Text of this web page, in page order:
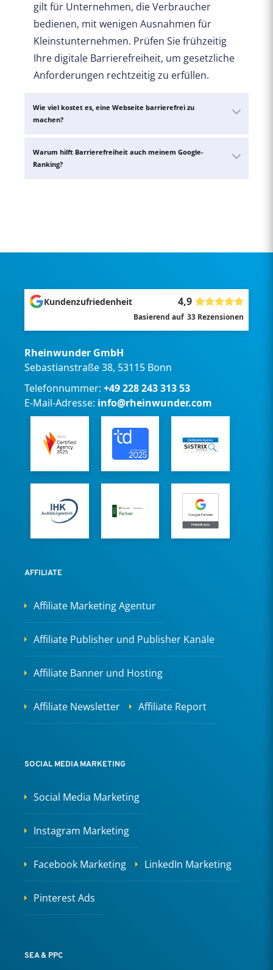
gilt für Unternehmen, die Verbraucher
bedienen, mit wenigen Ausnahmen für
Kleinstunternehmen. Prüfen Sie frühzeitig
Ihre digitale Barrierefreiheit, um gesetzliche
Anforderungen rechtzeitig zu erfüllen.
Wie viel kostet es, eine Webseite barrierefrei zu
machen?
Warum hilft Barrierefreiheit auch meinem Google-
Ranking?
Kundenzufriedenheit 4,9
Basierend auf 33 Rezensionen
Rheinwunder GmbH
Sebastianstraße 38, 53115 Bonn
Telefonnummer: +49 228 243 313 53
E-Mail-Adresse: info@rheinwunder.com
AFFILIATE
Affiliate Marketing Agentur
Affiliate Publisher und Publisher Kanäle
Affiliate Banner und Hosting
Affiliate Newsletter Affiliate Report
SOCIAL MEDIA MARKETING
Social Media Marketing
Instagram Marketing
Facebook Marketing LinkedIn Marketing
Pinterest Ads
SEA & PPC